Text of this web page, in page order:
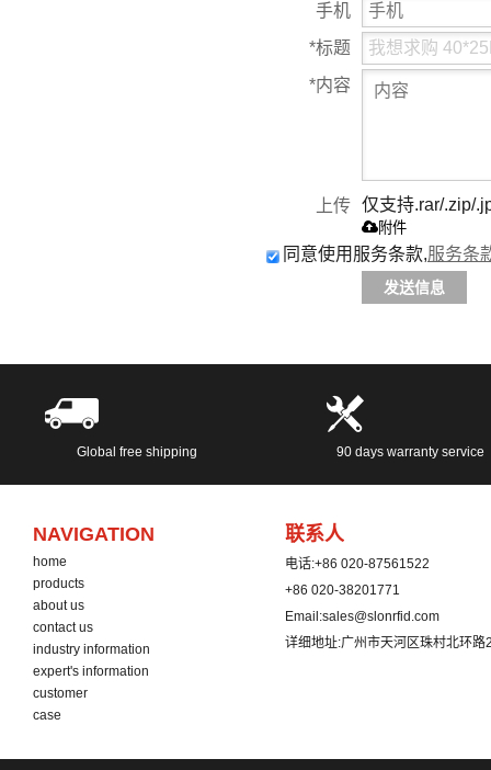
手机
*标题
*内容
上传 仅支持.rar/.zip/
附件
同意使用服务条款,服务条
发送信息
Global free shipping 90 days warranty service
NAVIGATION
home
products
about us
contact us
industry information
expert's information
customer
case
联系人
电话:+86 020-87561522
+86 020-38201771
Email:sales@slonrfid.com
详细地址:广州市天河区珠村北环